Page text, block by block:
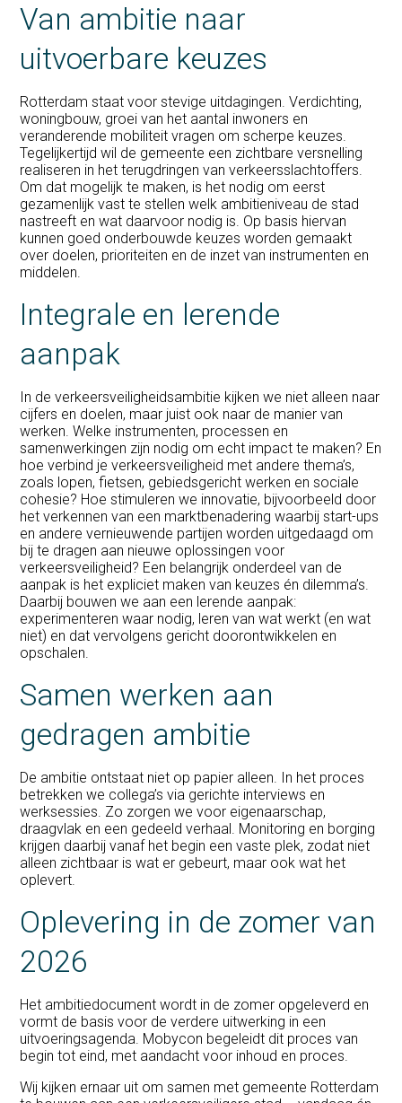
Van ambitie naar
uitvoerbare keuzes
Rotterdam staat voor stevige uitdagingen. Verdichting,
woningbouw, groei van het aantal inwoners en
veranderende mobiliteit vragen om scherpe keuzes.
Tegelijkertijd wil de gemeente een zichtbare versnelling
realiseren in het terugdringen van verkeersslachtoffers.
Om dat mogelijk te maken, is het nodig om eerst
gezamenlijk vast te stellen welk ambitieniveau de stad
nastreeft en wat daarvoor nodig is. Op basis hiervan
kunnen goed onderbouwde keuzes worden gemaakt
over doelen, prioriteiten en de inzet van instrumenten en
middelen.
Integrale en lerende
aanpak
In de verkeersveiligheidsambitie kijken we niet alleen naar
cijfers en doelen, maar juist ook naar de manier van
werken. Welke instrumenten, processen en
samenwerkingen zijn nodig om echt impact te maken? En
hoe verbind je verkeersveiligheid met andere thema’s,
zoals lopen, fietsen, gebiedsgericht werken en sociale
cohesie? Hoe stimuleren we innovatie, bijvoorbeeld door
het verkennen van een marktbenadering waarbij start-ups
en andere vernieuwende partijen worden uitgedaagd om
bij te dragen aan nieuwe oplossingen voor
verkeersveiligheid? Een belangrijk onderdeel van de
aanpak is het expliciet maken van keuzes én dilemma’s.
Daarbij bouwen we aan een lerende aanpak:
experimenteren waar nodig, leren van wat werkt (en wat
niet) en dat vervolgens gericht doorontwikkelen en
opschalen.
Samen werken aan
gedragen ambitie
De ambitie ontstaat niet op papier alleen. In het proces
betrekken we collega’s via gerichte interviews en
werksessies. Zo zorgen we voor eigenaarschap,
draagvlak en een gedeeld verhaal. Monitoring en borging
krijgen daarbij vanaf het begin een vaste plek, zodat niet
alleen zichtbaar is wat er gebeurt, maar ook wat het
oplevert.
Oplevering in de zomer van
2026
Het ambitiedocument wordt in de zomer opgeleverd en
vormt de basis voor de verdere uitwerking in een
uitvoeringsagenda. Mobycon begeleidt dit proces van
begin tot eind, met aandacht voor inhoud en proces.
Wij kijken ernaar uit om samen met gemeente Rotterdam